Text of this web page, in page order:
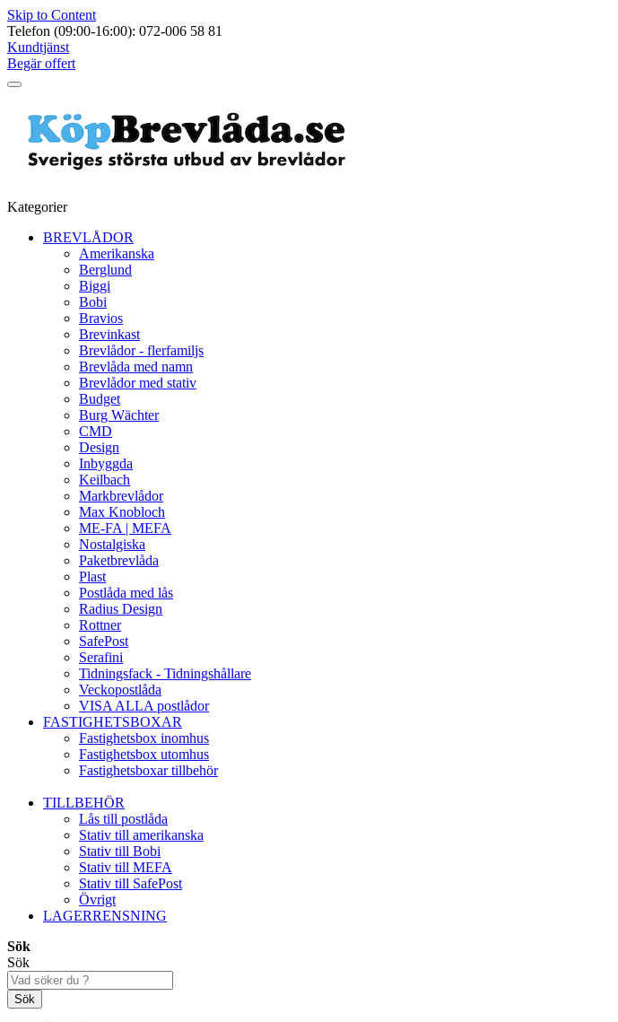
Skip to Content
Telefon (09:00-16:00): 072-006 58 81
Kundtjänst
Begär offert
Kategorier
BREVLÅDOR
Amerikanska
Berglund
Biggi
Bobi
Bravios
Brevinkast
Brevlådor - flerfamiljs
Brevlåda med namn
Brevlådor med stativ
Budget
Burg Wächter
CMD
Design
Inbyggda
Keilbach
Markbrevlådor
Max Knobloch
ME-FA | MEFA
Nostalgiska
Paketbrevlåda
Plast
Postlåda med lås
Radius Design
Rottner
SafePost
Serafini
Tidningsfack - Tidningshållare
Veckopostlåda
VISA ALLA postlådor
FASTIGHETSBOXAR
Fastighetsbox inomhus
Fastighetsbox utomhus
Fastighetsboxar tillbehör
TILLBEHÖR
Lås till postlåda
Stativ till amerikanska
Stativ till Bobi
Stativ till MEFA
Stativ till SafePost
Övrigt
LAGERRENSNING
Sök
Sök
Sök